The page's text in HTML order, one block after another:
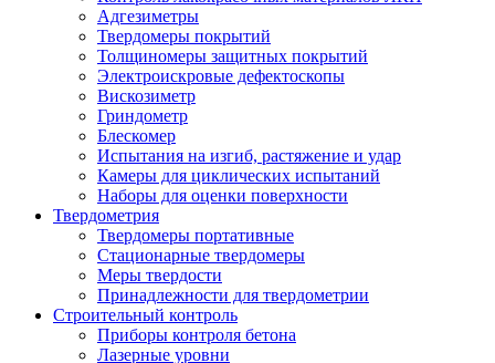
Адгезиметры
Твердомеры покрытий
Толщиномеры защитных покрытий
Электроискровые дефектоскопы
Вискозиметр
Гриндометр
Блескомер
Испытания на изгиб, растяжение и удар
Камеры для циклических испытаний
Наборы для оценки поверхности
Твердометрия
Твердомеры портативные
Стационарные твердомеры
Меры твердости
Принадлежности для твердометрии
Строительный контроль
Приборы контроля бетона
Лазерные уровни